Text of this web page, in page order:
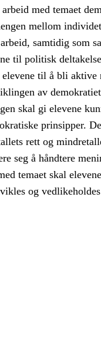
med temaet
mellom
samtidig som
til politisk
til å bli aktive
av
skal gi elevene
prinsipper.
rett og
seg å håndtere
temaet skal
og